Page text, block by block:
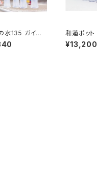
水135 ガイア
ル（プッシュ型
）
和蓮ポット
¥13,200